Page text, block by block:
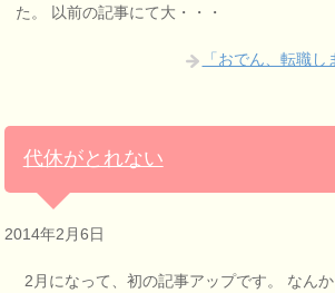
た。 以前の記事にて大・・・
「おでん、転職
代休がとれない
2014年2月6日
2月になって、初の記事アップです。 なんか